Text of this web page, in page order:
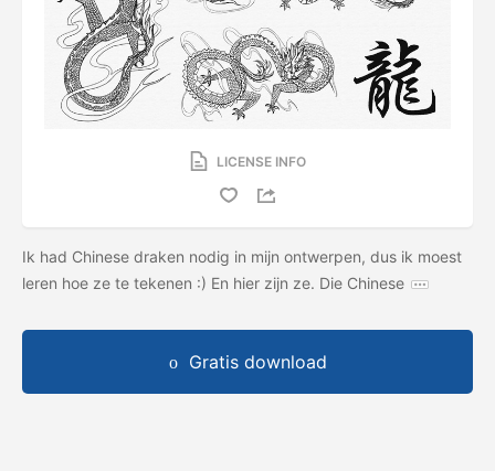
LICENSE INFO
Ik had Chinese draken nodig in mijn ontwerpen, dus ik moest
leren hoe ze te tekenen :) En hier zijn ze. Die Chinese
Gratis download